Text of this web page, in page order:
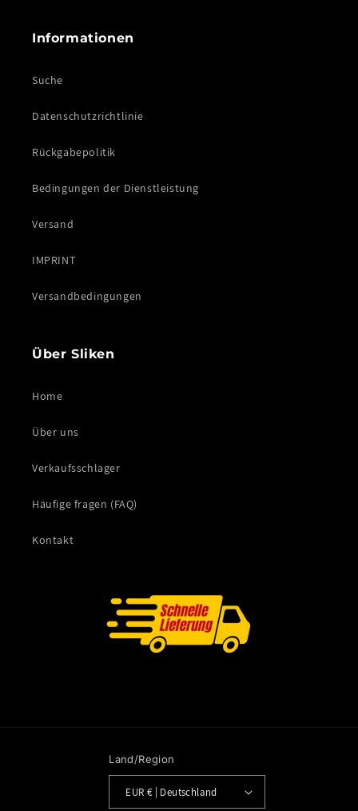
Informationen
Suche
Datenschutzrichtlinie
Rückgabepolitik
Bedingungen der Dienstleistung
Versand
IMPRINT
Versandbedingungen
Über Sliken
Home
Über uns
Verkaufsschlager
Häufige fragen (FAQ)
Kontakt
Land/Region
EUR € | Deutschland